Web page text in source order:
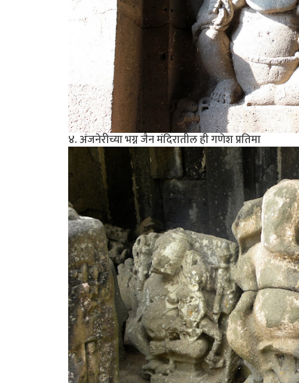
४. अंजनेरीच्या भग्न जैन मंदिरातील ही गणेश प्रतिमा